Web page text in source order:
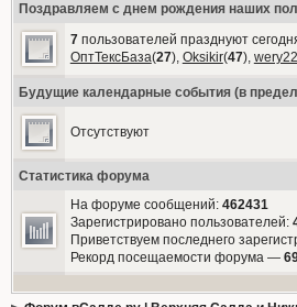
Поздравляем с днем рождения наших
7пользователей празднуют
ОптТексБаза(27), Oksikir(47),
Будущие календарные события (в
Отсутствуют
Статистика форума
На форуме сообщений: 462431
Зарегистрировано пользователей:
Приветствуем последнего
Рекорд посещаемости форума —